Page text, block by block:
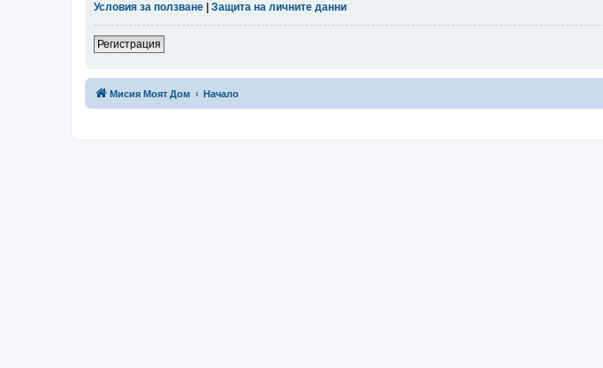
Условия за ползване
Защита на личните данни
Регистрация
Мисия Моят Дом Начало